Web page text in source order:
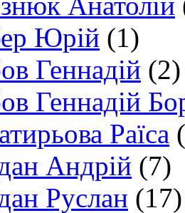
Юрій (1)
Геннадій (2)
Геннадій
Раїса
Андрій (7)
Руслан (17)